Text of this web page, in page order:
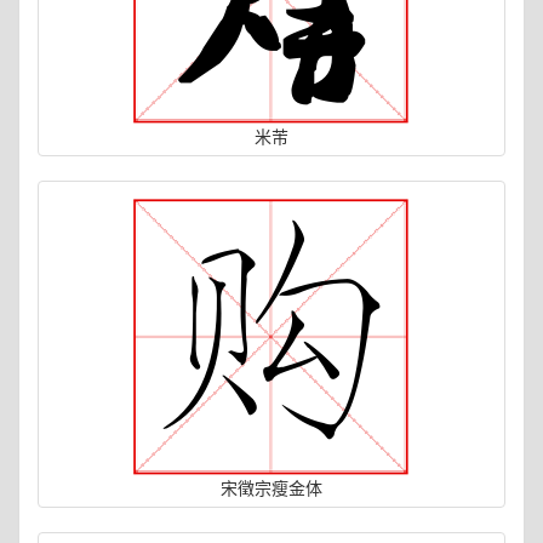
米芾
宋徵宗瘦金体